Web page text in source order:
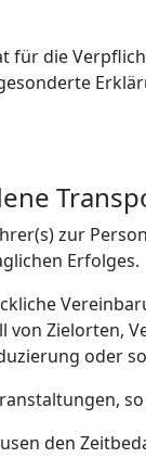
für die
zur
Erfolges.
Zielorten,
oder
den